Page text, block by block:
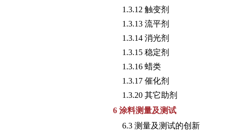
1.3.12 触变剂
1.3.13 流平剂
1.3.14 消光剂
1.3.15 稳定剂
1.3.16 蜡类
1.3.17 催化剂
1.3.20 其它助剂
6 涂料测量及测试
6.3 测量及测试的创新